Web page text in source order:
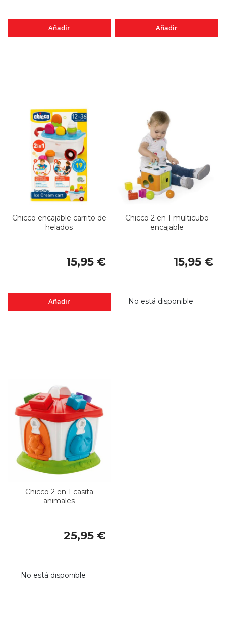
Añadir Añadir
Chicco encajable carrito de
helados
15,95 €
Añadir
Chicco 2 en 1 multicubo
encajable
15,95 €
No está disponible
Chicco 2 en 1 casita
animales
25,95 €
No está disponible